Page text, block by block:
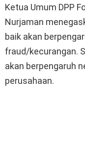
Ketua Umum DPP
Nurjaman
baik akan
fraud/kecurangan.
akan berpengaruh
perusahaan.